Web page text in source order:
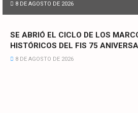
8 DE AGOSTO DE 2026
SE ABRIÓ EL CICLO DE LOS
HISTÓRICOS DEL FIS 75
8 DE AGOSTO DE 2026